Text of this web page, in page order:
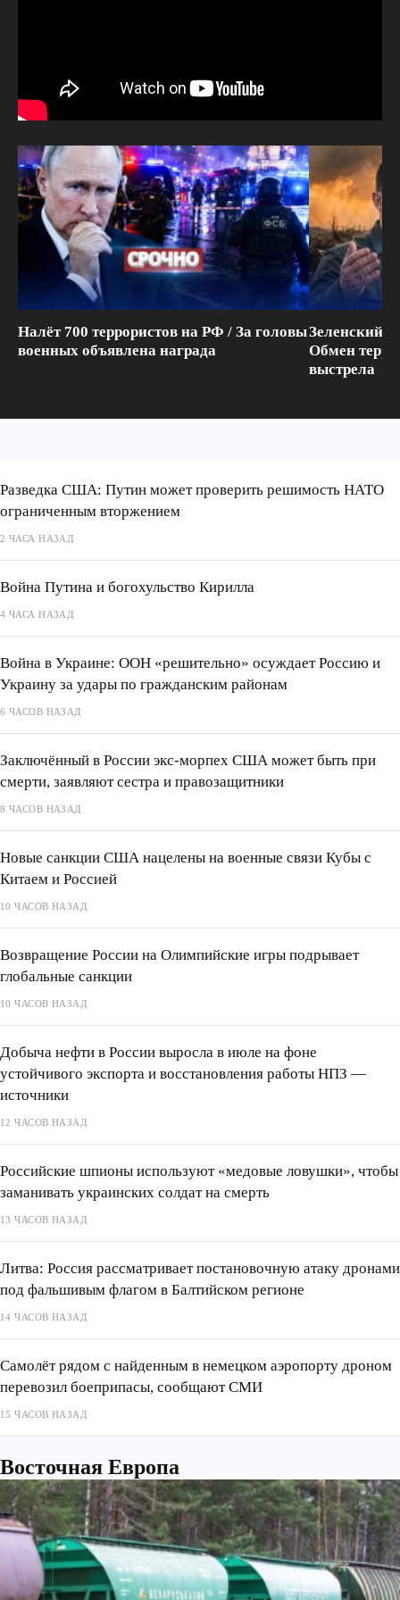
Налёт 700 террористов на РФ / За головы
военных объявлена награда
Зеленский
Обмен
выстрела
Разведка США: Путин может проверить решимость НАТО
ограниченным вторжением
2 ЧАСА НАЗАД
Война Путина и богохульство Кирилла
4 ЧАСА НАЗАД
Война в Украине: ООН «решительно» осуждает Россию и
Украину за удары по гражданским районам
6 ЧАСОВ НАЗАД
Заключённый в России экс-морпех США может быть при
смерти, заявляют сестра и правозащитники
8 ЧАСОВ НАЗАД
Новые санкции США нацелены на военные связи Кубы с
Китаем и Россией
10 ЧАСОВ НАЗАД
Возвращение России на Олимпийские игры подрывает
глобальные санкции
10 ЧАСОВ НАЗАД
Добыча нефти в России выросла в июле на фоне
устойчивого экспорта и восстановления работы НПЗ —
источники
12 ЧАСОВ НАЗАД
Российские шпионы используют «медовые ловушки», чтобы
заманивать украинских солдат на смерть
13 ЧАСОВ НАЗАД
Литва: Россия рассматривает постановочную атаку дронами
под фальшивым флагом в Балтийском регионе
14 ЧАСОВ НАЗАД
Самолёт рядом с найденным в немецком аэропорту дроном
перевозил боеприпасы, сообщают СМИ
15 ЧАСОВ НАЗАД
Восточная Европа